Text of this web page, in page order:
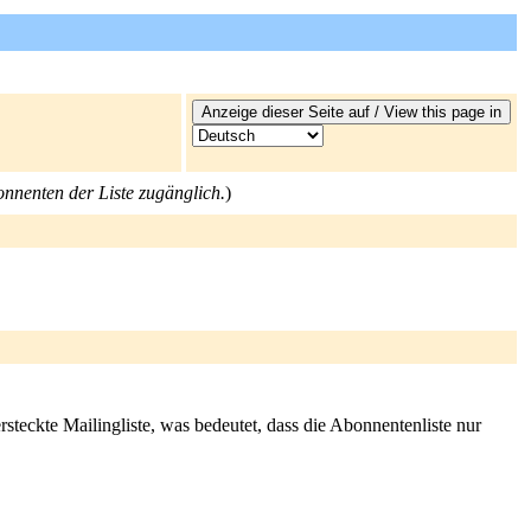
der Liste zugänglich.)
Mailingliste, was bedeutet, dass die Abonnentenliste nur